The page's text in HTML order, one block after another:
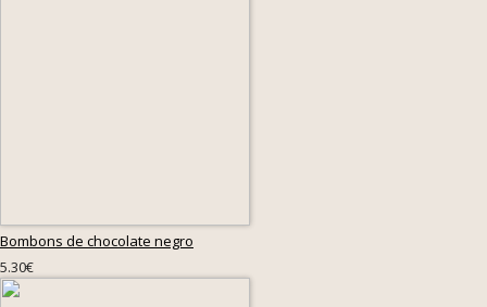
Bombons de chocolate negro
5.30€